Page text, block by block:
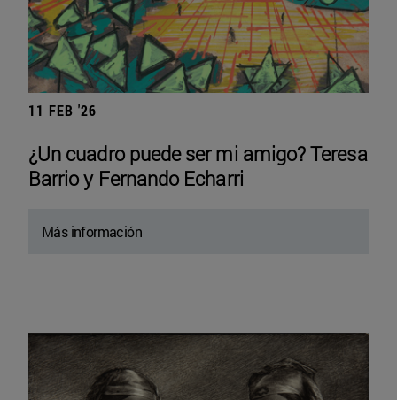
11 FEB '26
¿Un cuadro puede ser mi amigo? Teresa
Barrio y Fernando Echarri
Más información